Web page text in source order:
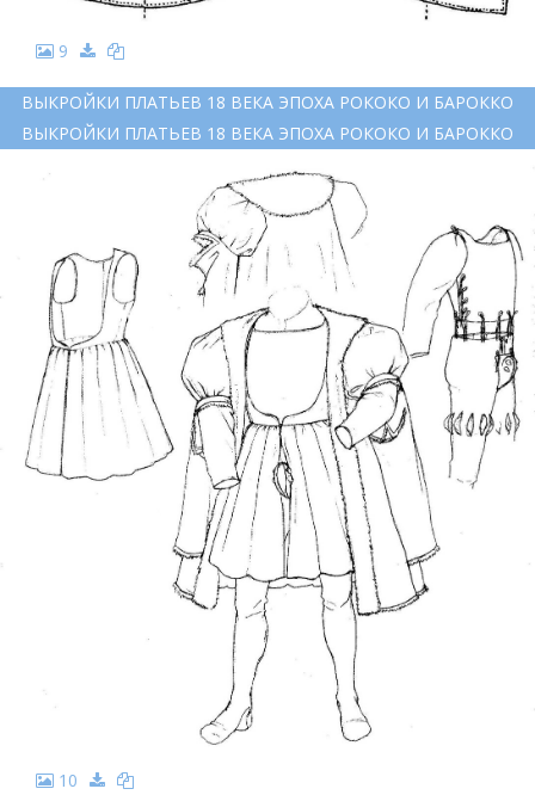
9
ВЫКРОЙКИ ПЛАТЬЕВ 18 ВЕКА ЭПОХА РОКОКО И БАРОККО
ВЫКРОЙКИ ПЛАТЬЕВ 18 ВЕКА ЭПОХА РОКОКО И БАРОККО
10